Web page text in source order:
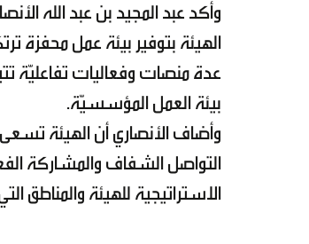
وأكد عبد المجيد بن عبد الله
الهيئة بتوفير بيئة عمل محفزة
عدة منصات وفعاليات تفاعليّة
بيئة العمل المؤسسيّة.
وأضاف الأنصاري أن الهيئة
التواصل الشفاف والمشاركة
الاستراتيجية للهيئة والمناطق